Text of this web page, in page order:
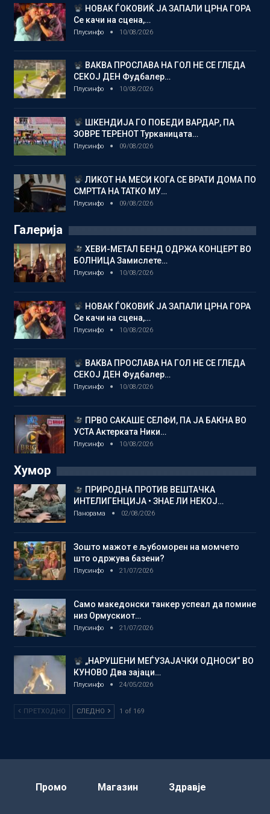
НОВАК ЃОКОВИЌ ЈА ЗАПАЛИ ЦРНА ГОРА
Се качи на сцена,…
Плусинфо 10/08/2026
ВАКВА ПРОСЛАВА НА ГОЛ НЕ СЕ ГЛЕДА
СЕКОЈ ДЕН Фудбалер…
Плусинфо 10/08/2026
ШКЕНДИЈА ГО ПОБЕДИ ВАРДАР, ПА
ЗОВРЕ ТЕРЕНОТ Турканицата…
Плусинфо 09/08/2026
ЛИКОТ НА МЕСИ КОГА СЕ ВРАТИ ДОМА ПО
СМРТТА НА ТАТКО МУ…
Плусинфо 09/08/2026
Галерија
ХЕВИ-МЕТАЛ БЕНД ОДРЖА КОНЦЕРТ ВО
БОЛНИЦА Замислете…
Плусинфо 10/08/2026
НОВАК ЃОКОВИЌ ЈА ЗАПАЛИ ЦРНА ГОРА
Се качи на сцена,…
Плусинфо 10/08/2026
ВАКВА ПРОСЛАВА НА ГОЛ НЕ СЕ ГЛЕДА
СЕКОЈ ДЕН Фудбалер…
Плусинфо 10/08/2026
ПРВО САКАШЕ СЕЛФИ, ПА ЈА БАКНА ВО
УСТА Актерката Ники…
Плусинфо 10/08/2026
Хумор
ПРИРОДНА ПРОТИВ ВЕШТАЧКА
ИНТЕЛИГЕНЦИЈА • ЗНАЕ ЛИ НЕКОЈ…
Панорама 02/08/2026
Зошто мажот е љубоморен на момчето
што одржува базени?
Плусинфо 21/07/2026
Само македонски танкер успеал да помине
низ Ормускиот…
Плусинфо 21/07/2026
„НАРУШЕНИ МЕЃУЗАЈАЧКИ ОДНОСИ“ ВО
КУНОВО Два зајаци…
Плусинфо 24/05/2026
ПРЕТХОДНО СЛЕДНО 1 of 169
Промо Магазин Здравје